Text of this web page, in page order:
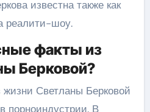
известна также как
реалити-шоу.
факты из
Берковой?
Светланы Берковой
порноиндустрии. В